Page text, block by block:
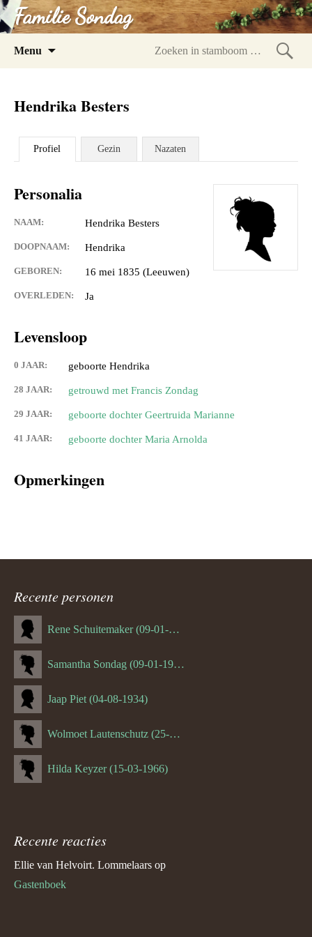
Familie Sondag
Menu
Hendrika Besters
Profiel Gezin Nazaten
Personalia
NAAM: Hendrika Besters
DOOPNAAM: Hendrika
GEBOREN: 16 mei 1835 (Leeuwen)
OVERLEDEN: Ja
Levensloop
0 JAAR: geboorte Hendrika
28 JAAR: getrouwd met Francis Zondag
29 JAAR: geboorte dochter Geertruida Marianne
41 JAAR: geboorte dochter Maria Arnolda
Opmerkingen
Recente personen
Rene Schuitemaker (09-01-1970)
Samantha Sondag (09-01-1993)
Jaap Piet (04-08-1934)
Wolmoet Lautenschutz (25-07-1933)
Hilda Keyzer (15-03-1966)
Recente reacties
Ellie van Helvoirt. Lommelaars op
Gastenboek